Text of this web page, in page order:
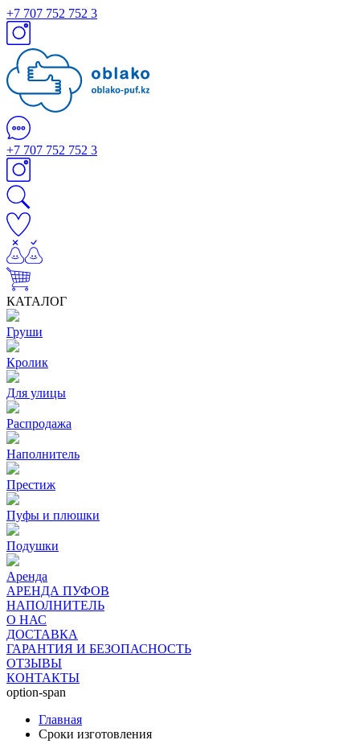
+7 707 752 752 3
+7 707 752 752 3
КАТАЛОГ
Груши
Кролик
Для улицы
Распродажа
Наполнитель
Престиж
Пуфы и плюшки
Подушки
Аренда
АРЕНДА ПУФОВ
НАПОЛНИТЕЛЬ
О НАС
ДОСТАВКА
ГАРАНТИЯ И БЕЗОПАСНОСТЬ
ОТЗЫВЫ
КОНТАКТЫ
option-span
Главная
Сроки изготовления